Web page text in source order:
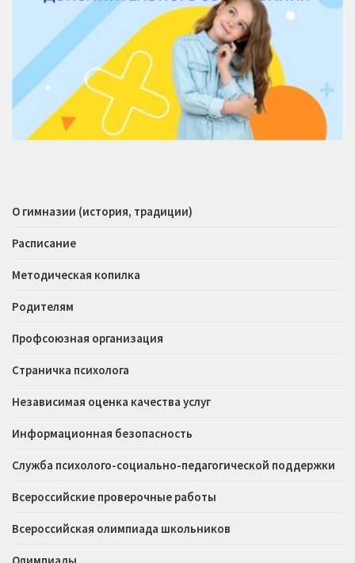
О гимназии (история, традиции)
Расписание
Методическая копилка
Родителям
Профсоюзная организация
Страничка психолога
Независимая оценка качества услуг
Информационная безопасность
Служба психолого-социально-педагогической поддержки
Всероссийские проверочные работы
Всероссийская олимпиада школьников